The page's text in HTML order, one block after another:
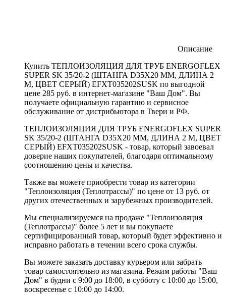
Описание
Купить ТЕПЛОИЗОЛЯЦИЯ ДЛЯ ТРУБ ENERGOFLEX
SUPER SK 35/20-2 (ШТАНГА D35X20 ММ, ДЛИНА 2
М, ЦВЕТ СЕРЫЙ) EFXT035202SUSK по выгодной
цене 285 руб. в интернет-магазине "Ваш Дом". Вы
получаете официальную гарантию и сервисное
обслуживание от дистрибьютора в Твери и РФ.
ТЕПЛОИЗОЛЯЦИЯ ДЛЯ ТРУБ ENERGOFLEX SUPER
SK 35/20-2 (ШТАНГА D35X20 ММ, ДЛИНА 2 М, ЦВЕТ
СЕРЫЙ) EFXT035202SUSK - товар, который завоевал
доверие наших покупателей, благодаря оптимальному
соотношению цены и качества.
Также вы можете приобрести товар из категории
"Теплоизоляция (Теплотрассы)" по цене от 13 руб. от
других отечественных и зарубежных производителей.
Мы специализируемся на продаже "Теплоизоляция
(Теплотрассы)" более 5 лет и вы покупаете
сертифицированный товар, который будет эффективно и
исправно работать в течении всего срока службы.
Вы можете заказать доставку курьером или забрать
товар самостоятельно из магазина. Режим работы "Ваш
Дом" в будни с 9:00 до 18:00, в субботу с 10:00 до 15:00,
воскресенье с 10:00 до 14:00.